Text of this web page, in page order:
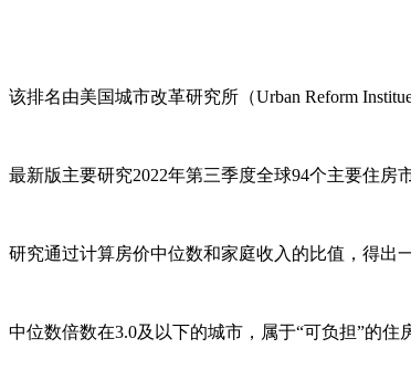
该排名由美国城市改革研究所（Urban Reform
最新版主要研究2022年第三季度全球94个主要住
研究通过计算房价中位数和家庭收入的比值，得出
中位数倍数在3.0及以下的城市，属于“可负担”的住